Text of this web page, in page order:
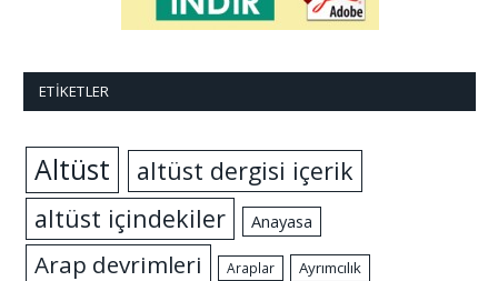
ETIKETLER
Altüst
altüst dergisi içerik
altüst içindekiler
Anayasa
Arap devrimleri Araplar Ayrımcılık